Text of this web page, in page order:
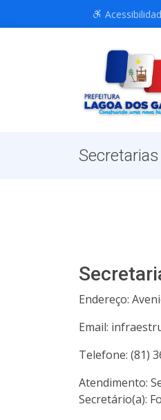
Secretarias
Endereço:
Email:
Telefone: (81)
Atendimento:
Secretário(a):